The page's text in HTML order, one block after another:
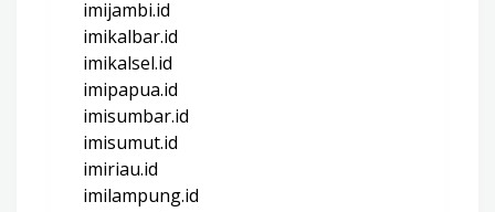
imijambi.id
imikalbar.id
imikalsel.id
imipapua.id
imisumbar.id
imisumut.id
imiriau.id
imilampung.id